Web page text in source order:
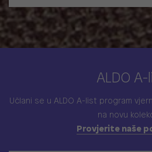
ALDO
Učlani se u ALDO A-list program
na novu
Provjerite naše